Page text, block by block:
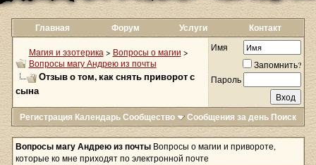
Главная Форум Услуги Контакт
Магия и эзотерика > Вопросы о магии >
Вопросы магу Андрею из почты
Отзыв о том, как снять приворот с
сына
Имя
Запомнить?
Пароль
Регистрация КалендарьСообщество Сообщения за день Поиск
Вопросы магу Андрею из почты Вопросы о магии и привороте,
которые ко мне приходят по электронной почте